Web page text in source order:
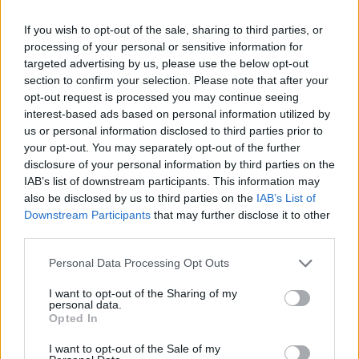
If you wish to opt-out of the sale, sharing to third parties, or
processing of your personal or sensitive information for
targeted advertising by us, please use the below opt-out
section to confirm your selection. Please note that after your
opt-out request is processed you may continue seeing
interest-based ads based on personal information utilized by
us or personal information disclosed to third parties prior to
your opt-out. You may separately opt-out of the further
disclosure of your personal information by third parties on the
IAB’s list of downstream participants. This information may
also be disclosed by us to third parties on the IAB’s List of
Downstream Participants that may further disclose it to other
Please note that this website/app uses one or more Google
not limited to your visit or usage behaviour. You may click to
grant or deny consent to Google and its third-party tags to
use your data for below specified purposes in below Google
consent section.
Personal Data Processing Opt Outs
I want to opt-out of the Sharing of my
personal data.
Opted In
I want to opt-out of the Sale of my
4Νέο κύμα ζέστης από το Σαββατοκύριακο
με 40άρια - Πολύ υψηλός κίνδυνος
πυρκαγιάς σε Αττική, Εύβοια, Λέσβο και
Χίο σήμερα
5Μύκονος: Βίντεο με τους αστυνομικούς να
εντοπίζουν την τσάντα Hermès και το
Rolex όπου άρπαξε Έλληνας οδηγός από
Ουκρανό τουρίστα
Πιο σχολιασμένα
για την ηλεκτρική διασύνδεση Ελλάδας –
Κύπρου: «Ισχυρή ψήφος εμπιστοσύνης» η
είσοδος της Meridiam στην GSI
Το τελευταίο αντίο στον Γιάννη
Βαρβιτσιώτη: «Ήταν φτιαγμένος από
εκείνο το σπάνιο μέταλλο μιας άλλης
στον επικήδειο